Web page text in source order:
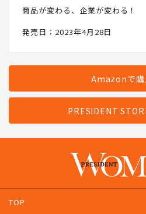
商品が変わる、企業が変わる！
発売日：2023年4月28日
Amazonで購
PRESIDENT
TOP